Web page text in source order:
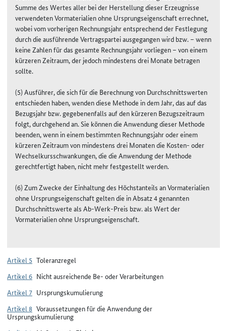
Summe des Wertes aller bei der Herstellung dieser Erzeugnisse
verwendeten Vormaterialien ohne Ursprungseigenschaft errechnet,
wobei vom vorherigen Rechnungsjahr entsprechend der Festlegung
durch die ausführende Vertragspartei ausgegangen wird bzw. – wenn
keine Zahlen für das gesamte Rechnungsjahr vorliegen – von einem
kürzeren Zeitraum, der jedoch mindestens drei Monate betragen
sollte.
(5) Ausführer, die sich für die Berechnung von Durchschnittswerten
entschieden haben, wenden diese Methode in dem Jahr, das auf das
Bezugsjahr bzw. gegebenenfalls auf den kürzeren Bezugszeitraum
folgt, durchgehend an. Sie können die Anwendung dieser Methode
beenden, wenn in einem bestimmten Rechnungsjahr oder einem
kürzeren Zeitraum von mindestens drei Monaten die Kosten- oder
Wechselkursschwankungen, die die Anwendung der Methode
gerechtfertigt haben, nicht mehr festgestellt werden.
(6) Zum Zwecke der Einhaltung des Höchstanteils an Vormaterialien
ohne Ursprungseigenschaft gelten die in Absatz 4 genannten
Durchschnittswerte als Ab-Werk-Preis bzw. als Wert der
Vormaterialien ohne Ursprungseigenschaft.
Artikel 5 Toleranzregel
Artikel 6 Nicht ausreichende Be- oder Verarbeitungen
Artikel 7 Ursprungskumulierung
Artikel 8 Voraussetzungen für die Anwendung der
Ursprungskumulierung